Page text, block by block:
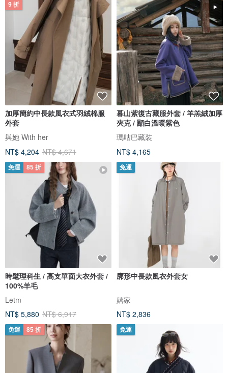
9 折
加厚簡約中長款風衣式羽絨棉服
外套
與她 With her
NT$ 4,204 NT$ 4,671
暮山紫復古藏服外套 / 羊羔絨加厚
夾克 / 顯白溫暖紫色
瑪咕巴藏裝
NT$ 4,165
免運 85 折
時髦理科生 / 高支單面大衣外套 /
100%羊毛
Letm
NT$ 5,880 NT$ 6,917
免運
廓形中長款風衣外套女
嬉家
NT$ 2,836
免運 85 折 免運